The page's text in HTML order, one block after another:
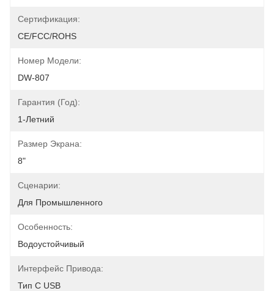
Сертификация:
CE/FCC/ROHS
Номер Модели:
DW-807
Гарантия (год):
1-Летний
Размер Экрана:
8"
Сценарии:
Для Промышленного
Особенность:
Водоустойчивый
Интерфейс Привода:
Тип C USB